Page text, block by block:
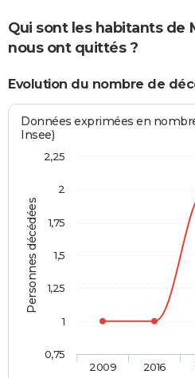
Qui sont les habitants de
nous ont quittés ?
Evolution du nombre de
Personnes décédées
Données exprimées en
Insee)
2009 2016
0,75
1
1,25
1,5
1,75
2
2,25